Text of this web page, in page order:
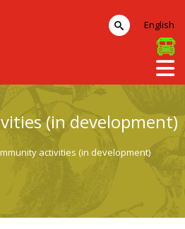
(in development)
activities (in development)
English